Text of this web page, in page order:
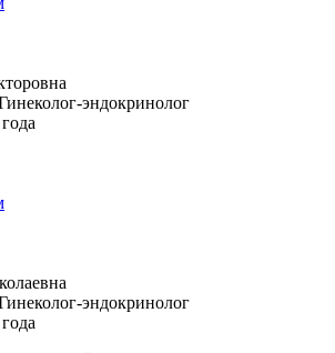
эндокринолог
эндокринолог